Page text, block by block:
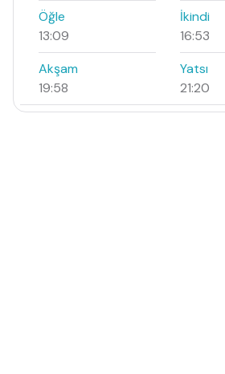
Öğle
13:09
İkindi
16:53
Akşam
19:58
Yatsı
21:20